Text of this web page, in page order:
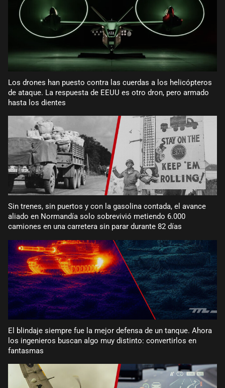
Los drones han puesto contra las cuerdas a los helicópteros
de ataque. La respuesta de EEUU es otro dron, pero armado
hasta los dientes
Sin trenes, sin puertos y con la gasolina contada, el avance
aliado en Normandía solo sobrevivió metiendo 6.000
camiones en una carretera sin parar durante 82 días
El blindaje siempre fue la mejor defensa de un tanque. Ahora
los ingenieros buscan algo muy distinto: convertirlos en
fantasmas